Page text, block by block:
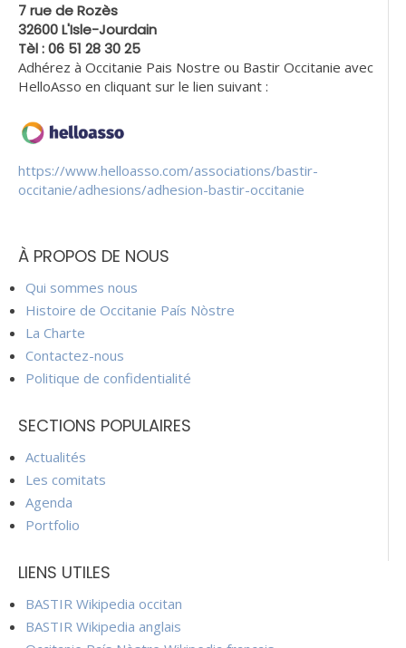
7 rue de Rozès
32600 L'Isle-Jourdain
Tèl : 06 51 28 30 25
Adhérez à Occitanie Pais Nostre ou Bastir Occitanie avec
HelloAsso en cliquant sur le lien suivant :
https://www.helloasso.com/associations/bastir-
occitanie/adhesions/adhesion-bastir-occitanie
À PROPOS DE NOUS
Qui sommes nous
Histoire de Occitanie País Nòstre
La Charte
Contactez-nous
Politique de confidentialité
SECTIONS POPULAIRES
Actualités
Les comitats
Agenda
Portfolio
LIENS UTILES
BASTIR Wikipedia occitan
BASTIR Wikipedia anglais